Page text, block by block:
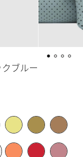
ブルー